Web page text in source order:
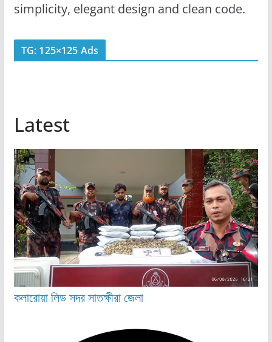
simplicity, elegant design and clean code.
TG: 125×125 Ads
Latest
কলারোয়ালিডসদরসাতক্ষীরা জেলা